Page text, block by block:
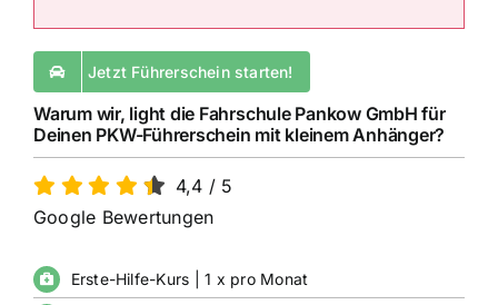
Jetzt Führerschein starten!
Warum wir, light die Fahrschule Pankow GmbH für
Deinen PKW-Führerschein mit kleinem Anhänger?
4,4 / 5
Google Bewertungen
Erste-Hilfe-Kurs | 1 x pro Monat